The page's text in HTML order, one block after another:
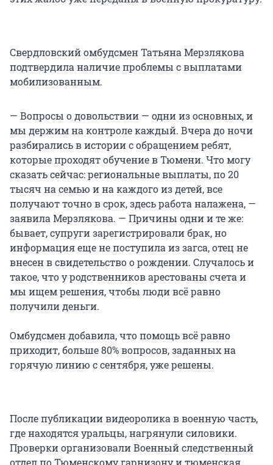
Свердловский омбудсмен Татьяна Мерзлякова
подтвердила наличие проблемы с выплатами
мобилизованным.
— Вопросы о довольствии — одни из основных, и
мы держим на контроле каждый. Вчера до ночи
разбирались в истории с обращением ребят,
которые проходят обучение в Тюмени. Что могу
сказать сейчас: региональные выплаты, по 20
тысяч на семью и на каждого из детей, все
получают точно в срок, здесь работа налажена, —
заявила Мерзлякова. — Причины одни и те же:
бывает, супруги зарегистрировали брак, но
информация еще не поступила из загса, отец не
внесен в свидетельство о рождении. Случалось и
такое, что у родственников арестованы счета и
мы ищем решения, чтобы люди всё равно
получили деньги.
Омбудсмен добавила, что помощь всё равно
приходит, больше 80% вопросов, заданных на
горячую линию с сентября, уже решены.
После публикации видеоролика в военную часть,
где находятся уральцы, нагрянули силовики.
Проверки организовали Военный следственный
отдел по Тюменскому гарнизону и тюменская